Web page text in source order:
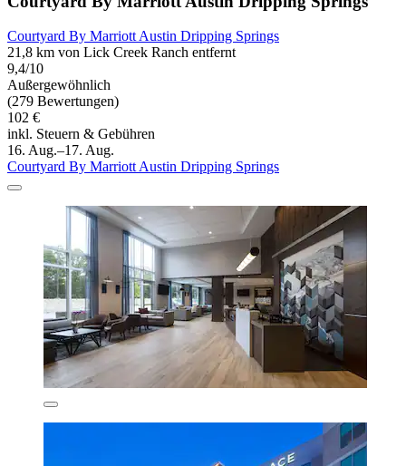
Courtyard By Marriott Austin Dripping Springs
21,8 km von Lick Creek Ranch entfernt
9,4/10
Außergewöhnlich
(279 Bewertungen)
102 €
inkl. Steuern & Gebühren
16. Aug.–17. Aug.
Courtyard By Marriott Austin Dripping Springs